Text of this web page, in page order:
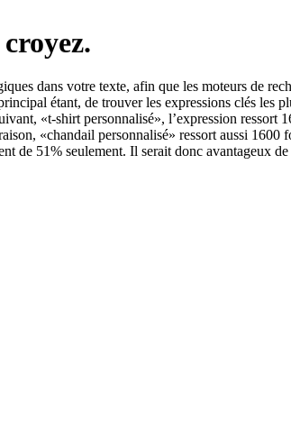
dans votre texte, afin que les moteurs de
étant, de trouver les expressions clés les
«t-shirt personnalisé», l’expression ressort
«chandail personnalisé» ressort aussi 1600
de 51% seulement. Il serait donc avantageux